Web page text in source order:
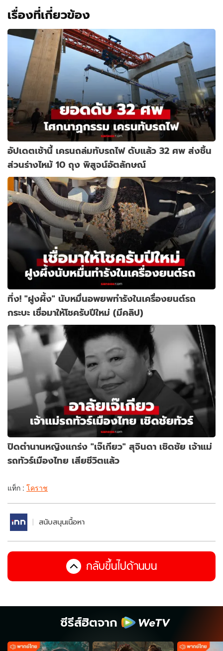
เรื่องที่เกี่ยวข้อง
อัปเดตเช้านี้ เครนถล่มทับรถไฟ ดับแล้ว 32 ศพ ส่งชิ้น
ส่วนร่างไหม้ 10 ถุง พิสูจน์อัตลักษณ์
ทึ่ง! "ฝูงผึ้ง" นับหมื่นอพยพทำรังในเครื่องยนต์รถ
กระบะ เชื่อมาให้โชครับปีใหม่ (มีคลิป)
ปิดตำนานหญิงแกร่ง "เจ๊เกียว" สุจินดา เชิดชัย เจ้าแม่
รถทัวร์เมืองไทย เสียชีวิตแล้ว
แท็ก : โคราช
สนับสนุนเนื้อหา
กลับขึ้นไปด้านบน
ซีรีส์ฮิตจาก